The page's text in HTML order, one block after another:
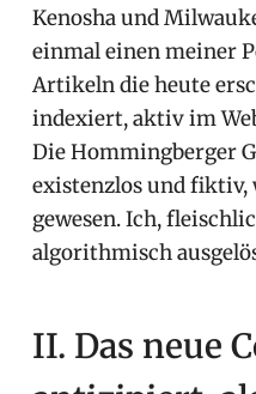
Kenosha und
einmal einen meiner
Artikeln die heute
indexiert, aktiv im
Die Hommingberger
existenzlos und fiktiv,
gewesen. Ich,
algorithmisch
II. Das neue